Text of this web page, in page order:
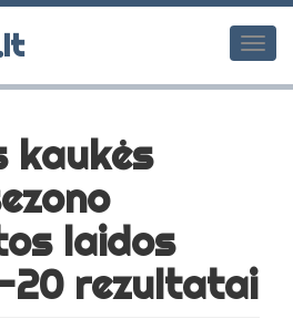
kaukės
laidos
rezultatai